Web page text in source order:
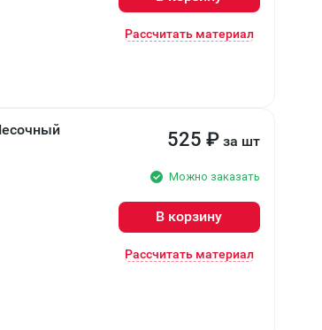
Рассчитать материал
525 ₽ за шт
Можно заказать
В корзину
Рассчитать материал